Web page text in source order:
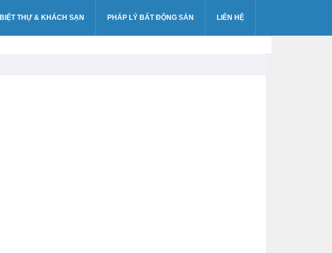
BIỆT THỰ & KHÁCH SẠN PHÁP LÝ BẤT ĐỘNG SẢN LIÊN HỆ